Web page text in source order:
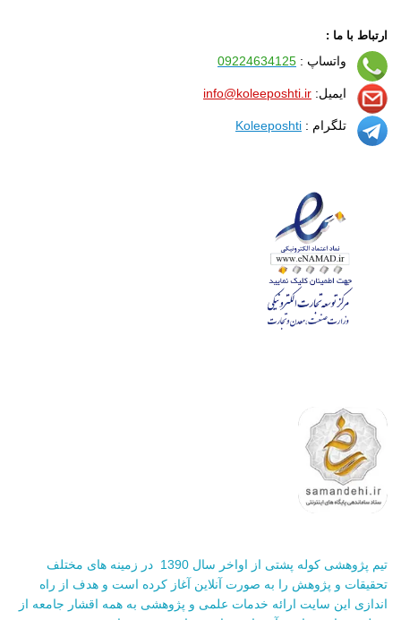
ارتباط با ما :
واتساپ : 09224634125
ایمیل: info@koleeposhti.ir
تلگرام : Koleeposhti
تیم پژوهشی کوله پشتی از اواخر سال 1390 در زمینه های مختلف
تحقیقات و پژوهش را به صورت آنلاین آغاز کرده است و هدف از راه
اندازی این سایت ارائه خدمات علمی و پژوهشی به همه اقشار جامعه از